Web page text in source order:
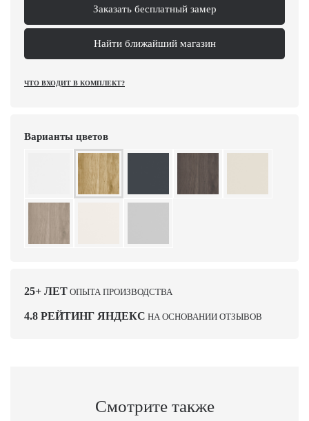
Заказать бесплатный замер
Найти ближайший магазин
ЧТО ВХОДИТ В КОМПЛЕКТ?
Варианты цветов
25+ ЛЕТ ОПЫТА ПРОИЗВОДСТВА
4.8 РЕЙТИНГ ЯНДЕКС НА ОСНОВАНИИ ОТЗЫВОВ
Смотрите также